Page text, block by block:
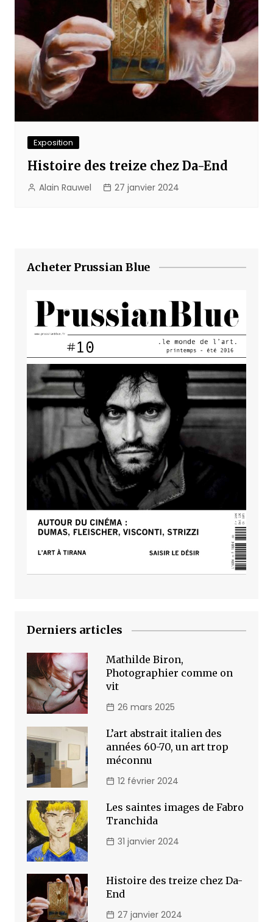
Exposition
Histoire des treize chez Da-End
Alain Rauwel 27 janvier 2024
Acheter Prussian Blue
Derniers articles
Mathilde Biron,
Photographier comme on
vit
26 mars 2025
L’art abstrait italien des
années 60-70, un art trop
méconnu
12 février 2024
Les saintes images de Fabro
Tranchida
31 janvier 2024
Histoire des treize chez Da-
End
27 janvier 2024